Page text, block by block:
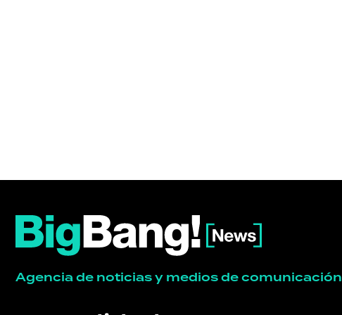
Agencia de noticias y medios de comunicación
GRAN
HERMANO
SALUD